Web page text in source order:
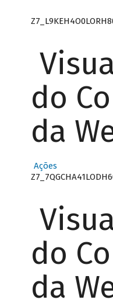
do
da
Ações
do
da